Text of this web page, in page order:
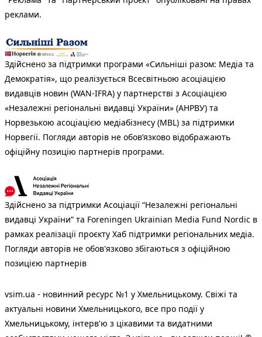
реклами.
Здійснено за підтримки програми «Сильніші разом: Медіа та
Демократія», що реалізується Всесвітньою асоціацією
видавців новин (WAN-IFRA) у партнерстві з Асоціацією
«Незалежні регіональні видавці України» (АНРВУ) та
Норвезькою асоціацією медіабізнесу (MBL) за підтримки
Норвегії. Погляди авторів не обов’язково відображають
офіційну позицію партнерів програми.
Здійснено за підтримки Асоціації “Незалежні регіональні
видавці України” та Foreningen Ukrainian Media Fund Nordic в
рамках реалізації проєкту Хаб підтримки регіональних медіа.
Погляди авторів не обов'язково збігаються з офіційною
позицією партнерів
vsim.ua - новинний ресурс №1 у Хмельницькому. Свіжі та
актуальні новини Хмельницького, все про події у
Хмельницькому, інтерв'ю з цікавими та видатними